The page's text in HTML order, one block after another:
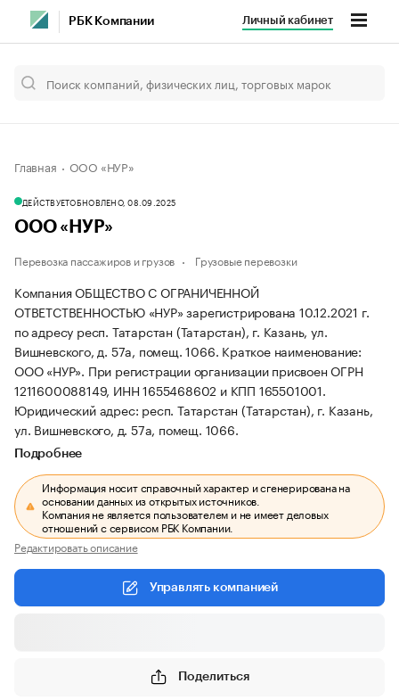
РБК Компании Личный кабинет
Главная ООО «НУР»
ДЕЙСТВУЕТОБНОВЛЕНО, 08.09.2025
ООО «НУР»
Перевозка пассажиров и грузов Грузовые перевозки
Компания ОБЩЕСТВО С ОГРАНИЧЕННОЙ
ОТВЕТСТВЕННОСТЬЮ «НУР» зарегистрирована 10.12.2021 г.
по адресу респ. Татарстан (Татарстан), г. Казань, ул.
Вишневского, д. 57а, помещ. 1066. Краткое наименование:
ООО «НУР». При регистрации организации присвоен ОГРН
1211600088149, ИНН 1655468602 и КПП 165501001.
Юридический адрес: респ. Татарстан (Татарстан), г. Казань,
ул. Вишневского, д. 57а, помещ. 1066.
Подробнее
Информация носит справочный характер и сгенерирована на
основании данных из открытых источников.
Компания не является пользователем и не имеет деловых
отношений с сервисом РБК Компании.
Редактировать описание
Управлять компанией
Поделиться